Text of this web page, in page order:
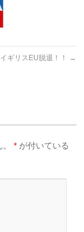
イギリスEU脱退！！ →
* が付いている